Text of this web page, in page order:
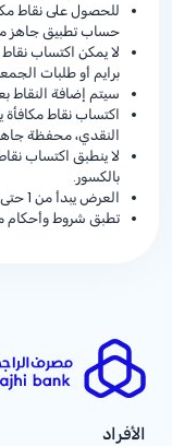
للحصول على نقاط
حساب تطبيق جاهز
لا يمكن اكتساب
برايم أو طلبات
سيتم إضافة النقاط
اكتساب نقاط
النقدي، محفظة
لا ينطبق اكتساب
بالكسور.
العرض يبدأ من 1 حتى 3 فبراير 2026
تطبق شروط وأحكام
الأفراد